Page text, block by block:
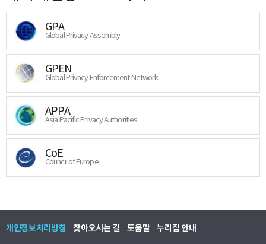
GPA
Global Privacy Assembly
GPEN
Global Privacy Enforcement Network
APPA
Asia Pacific Privacy Authorities
CoE
Council of Europe
개인정보처리방침 찾아오시는 길 도움말 누리집 안내